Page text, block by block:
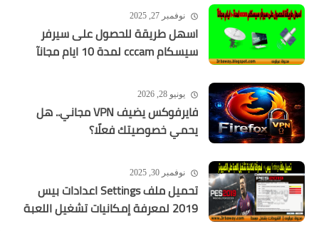
نوفمبر 27, 2025
اسهل طريقة للحصول على سيرفر
سيسكام cccam لمدة 10 ايام مجانآ
يونيو 28, 2026
فايرفوكس يضيف VPN مجاني.. هل
يحمي خصوصيتك فعلًا؟
نوفمبر 30, 2025
تحميل ملف Settings اعدادات بيس
2019 لمعرفة إمكانيات تشغيل اللعبة